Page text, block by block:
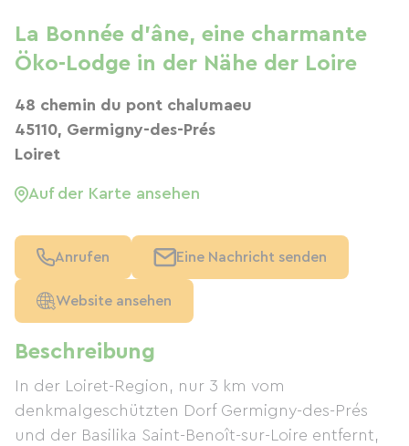
Beschreibung
In der Loiret-Region, nur 3 km vom
denkmalgeschützten Dorf Germigny-des-Prés
und der Basilika Saint-Benoît-sur-Loire entfernt,
La Bonnée d'âne, eine charmante
Öko-Lodge in der Nähe der Loire
48 chemin du pont chalumaeu
45110, Germigny-des-Prés
Loiret
Auf der Karte ansehen
Anrufen Eine Nachricht senden
Website ansehen